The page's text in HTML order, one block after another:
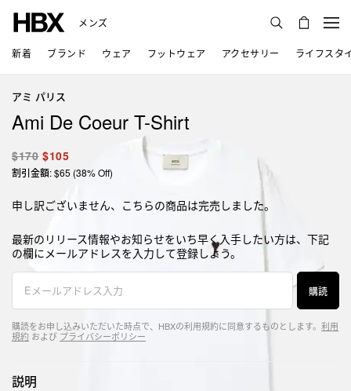
メンズ
新着 ブランド ウェア フットウェア アクセサリー ライフスタ
アミ パリス
Ami De Coeur T-Shirt
$170 $105
割引金額: $65 (38% Off)
申し訳ございません、こちらの商品は完売しました。
最新のリリース情報やお知らせをいち早く入手したい方は、下記
の欄にメールアドレスを入力して登録しよう。
購読
購読をお申し込みいただいた時点で、HBXの利用規約に同意するものとします。 利用
規約 および プライバシーポリシー
説明